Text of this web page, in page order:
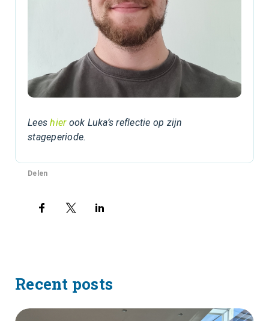
Leeshierook Luka’s reflectie op zijn
stageperiode.
Delen
Recent posts